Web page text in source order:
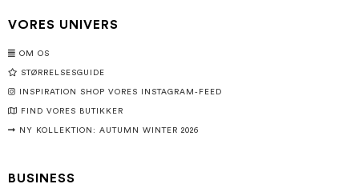
VORES UNIVERS
OM OS
STØRRELSESGUIDE
INSPIRATION SHOP VORES INSTAGRAM-FEED
FIND VORES BUTIKKER
NY KOLLEKTION: AUTUMN WINTER 2026
BUSINESS